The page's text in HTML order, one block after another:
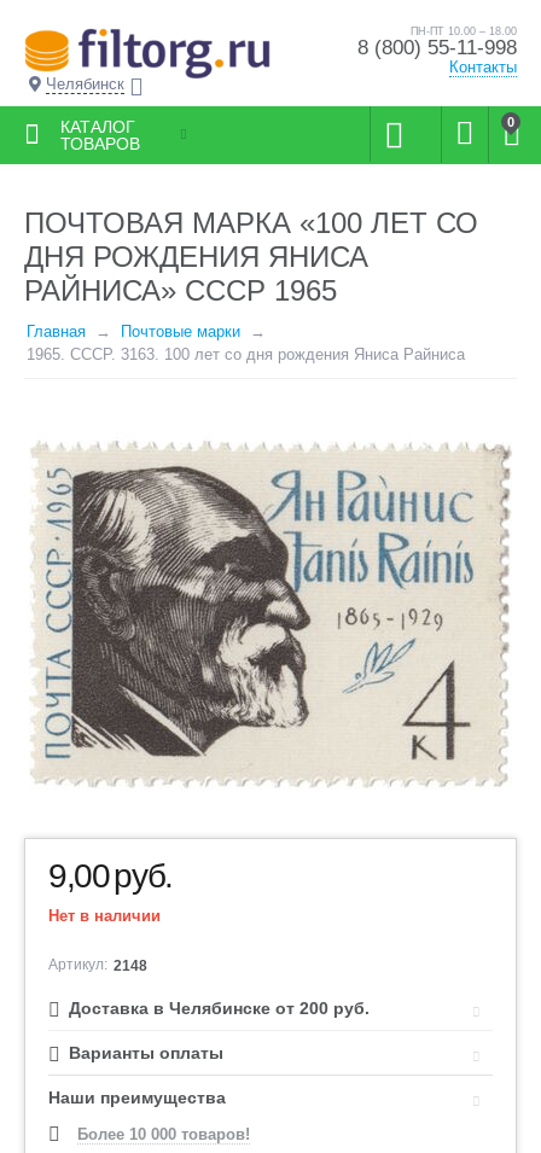
Челябинск
ПН-ПТ 10.00 – 18.00
8 (800) 55-11-998
Контакты
0
КАТАЛОГ
ТОВАРОВ
ПОЧТОВАЯ МАРКА «100 ЛЕТ СО
ДНЯ РОЖДЕНИЯ ЯНИСА
РАЙНИСА» СССР 1965
Главная
Почтовые марки
1965. СССР. 3163. 100 лет со дня рождения Яниса Райниса
9,00руб.
Нет в наличии
Артикул: 2148
Доставка в Челябинске от 200 руб.
Варианты оплаты
Наши преимущества
Более 10 000 товаров!